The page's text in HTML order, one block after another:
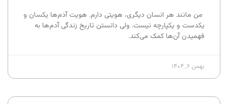
من مانند هر انسان دیگری، هویتی دارم. هویت آدم‌ها یکسان و
یکدست و یکپارچه نیست. ولی دانستن تاریخ زندگی آدم‌ها به
فهمیدن آن‌ها کمک می‌کند.
بهمن ۶, ۱۴۰۴